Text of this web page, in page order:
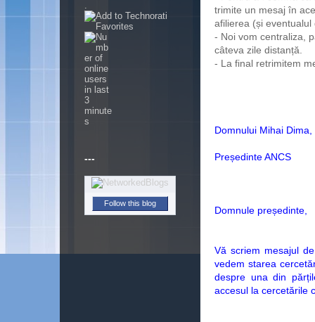
trimite un mesaj în
afilierea (și
- Noi vom centraliza,
câteva zile distanță.
- La final retrimitem
Domnului Mihai Dima,
Președinte ANCS
Domnule președinte,
Vă scriem mesajul
vedem starea
despre una din
accesul la cercetările
---
Follow this blog